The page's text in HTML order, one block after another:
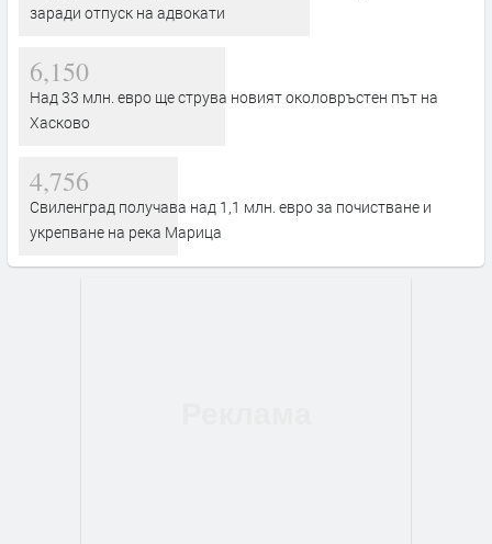
заради отпуск на адвокати
6,150
Над 33 млн. евро ще струва новият околовръстен път на
Хасково
4,756
Свиленград получава над 1,1 млн. евро за почистване и
укрепване на река Марица